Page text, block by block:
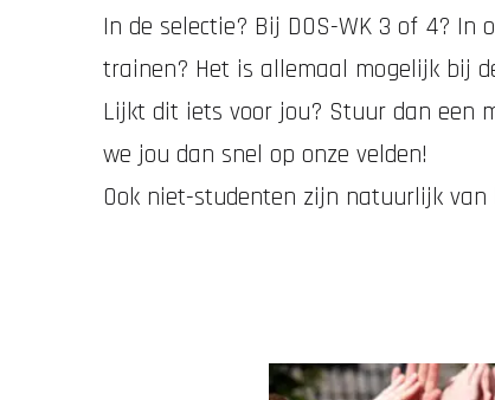
In de selectie? Bij DOS-WK 3 of 4? In
trainen? Het is allemaal mogelijk bij
Lijkt dit iets voor jou? Stuur dan een
we jou dan snel op onze velden!
Ook niet-studenten zijn natuurlijk